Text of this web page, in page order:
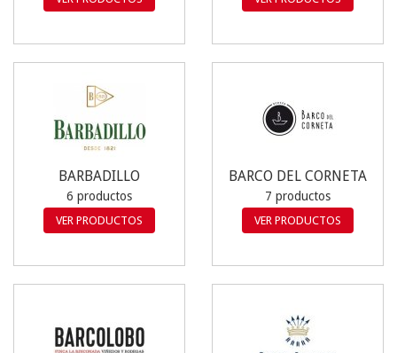
BARBADILLO
6 productos
VER PRODUCTOS
BARCO DEL CORNETA
7 productos
VER PRODUCTOS